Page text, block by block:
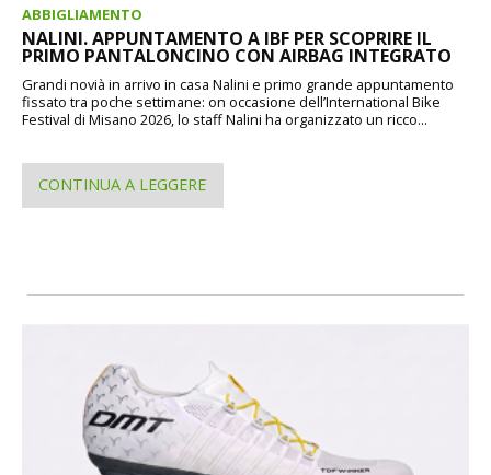
ABBIGLIAMENTO
NALINI. APPUNTAMENTO A IBF PER SCOPRIRE IL
PRIMO PANTALONCINO CON AIRBAG INTEGRATO
Grandi novià in arrivo in casa Nalini e primo grande appuntamento
fissato tra poche settimane: on occasione dell’International Bike
Festival di Misano 2026, lo staff Nalini ha organizzato un ricco...
CONTINUA A LEGGERE